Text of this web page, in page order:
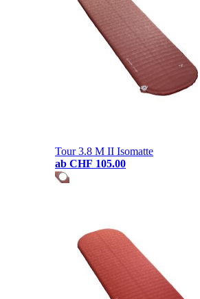
Tour 3.8 M II Isomatte
ab CHF 105.00